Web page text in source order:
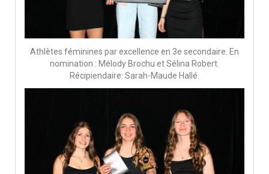
Athlètes féminines par excellence en 3e secondaire. En
nomination : Mélody Brochu et Sélina Robert.
Récipiendaire: Sarah-Maude Hallé.